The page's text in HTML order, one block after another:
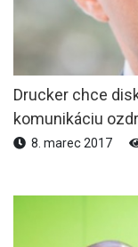
Drucker chce
komunikáciu
8. marec 2017